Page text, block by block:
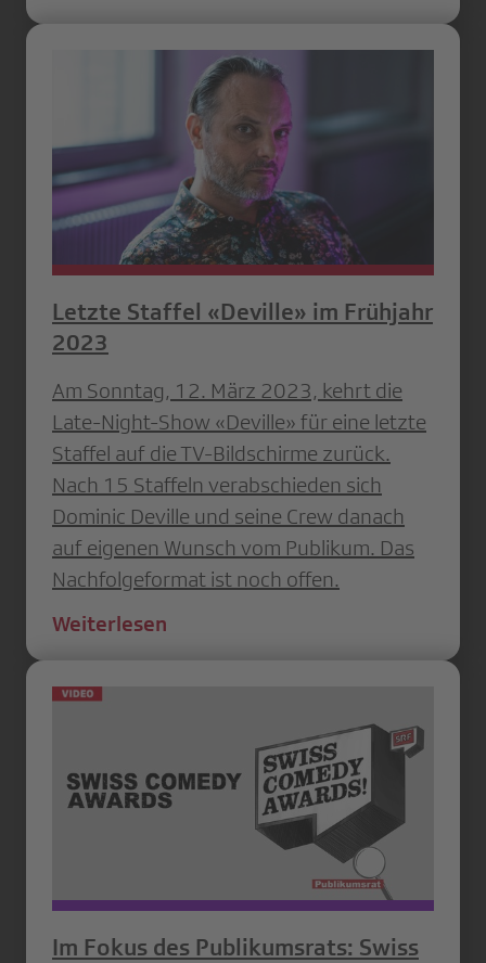
Letzte Staffel «Deville» im Frühjahr
2023
Am Sonntag, 12. März 2023, kehrt die
Late-Night-Show «Deville» für eine letzte
Staffel auf die TV-Bildschirme zurück.
Nach 15 Staffeln verabschieden sich
Dominic Deville und seine Crew danach
auf eigenen Wunsch vom Publikum. Das
Nachfolgeformat ist noch offen.
Weiterlesen
Im Fokus des Publikumsrats: Swiss